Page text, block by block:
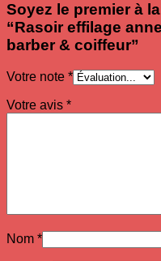
Soyez le premier à
“Rasoir effilage
barber & coiffeur”
Votre note *
Votre avis *
Nom *